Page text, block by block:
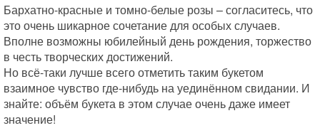
Бархатно-красные и томно-белые розы – согласитесь, что
это очень шикарное сочетание для особых случаев.
Вполне возможны юбилейный день рождения, торжество
в честь творческих достижений.
Но всё-таки лучше всего отметить таким букетом
взаимное чувство где-нибудь на уединённом свидании. И
знайте: объём букета в этом случае очень даже имеет
значение!